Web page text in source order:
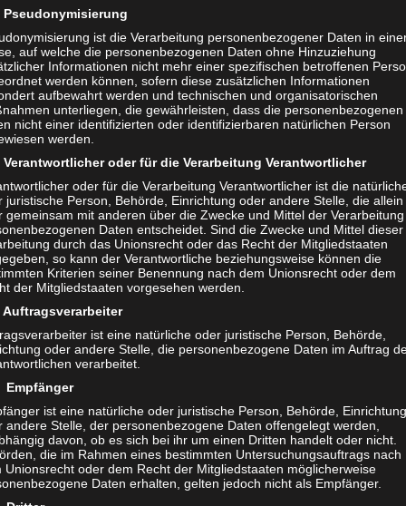
sicher sein, Qualität und Gastfreundschaft stehen für
SPONTAN Magazin konnte sich bereits des Öfteren
Eventbranche ist von Corona hart getroffen. Anstatt
stecken, krempelt Vincenzo Gagliardi die Arme hoch
Konzept für Corona Schnelltests. Nicht jammern,
„Macher“ eben.
er mit seiner Schwester die beiden Testzentren in
wie die Kollegen der Südwestpresse berichten.
ist die Verarbeitung personenbezogener Daten in
auf welche die personenbezogenen Daten ohne Hinzuziehung
Informationen nicht mehr einer spezifischen betroffenen
werden können, sofern diese zusätzlichen Informationen
aufbewahrt werden und technischen und organisatorischen
unterliegen, die gewährleisten, dass die personenbezogenen
nicht einer identifizierten oder identifizierbaren natürlichen Person
werden.
oder für die Verarbeitung Verantwortlicher
oder für die Verarbeitung Verantwortlicher ist die
juristische Person, Behörde, Einrichtung oder andere Stelle, die allein
gemeinsam mit anderen über die Zwecke und Mittel der Verarbeitung
Daten entscheidet. Sind die Zwecke und Mittel dieser
durch das Unionsrecht oder das Recht der Mitgliedstaaten
so kann der Verantwortliche beziehungsweise können die
Kriterien seiner Benennung nach dem Unionsrecht oder dem
der Mitgliedstaaten vorgesehen werden.
ist eine natürliche oder juristische Person, Behörde,
oder andere Stelle, die personenbezogene Daten im Auftrag
verarbeitet.
ist eine natürliche oder juristische Person, Behörde, Einrichtung
andere Stelle, der personenbezogene Daten offengelegt werden,
davon, ob es sich bei ihr um einen Dritten handelt oder nicht.
die im Rahmen eines bestimmten Untersuchungsauftrags nach
Unionsrecht oder dem Recht der Mitgliedstaaten möglicherweise
Daten erhalten, gelten jedoch nicht als Empfänger.